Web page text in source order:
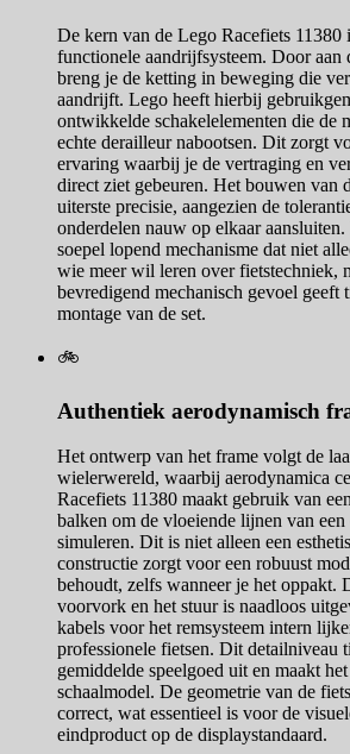
De kern van de Lego Racefiets 11380
functionele aandrijfsysteem. Door aan
breng je de ketting in beweging die
aandrijft. Lego heeft hierbij
ontwikkelde schakelelementen die de
echte derailleur nabootsen. Dit zorgt
ervaring waarbij je de vertraging en
direct ziet gebeuren. Het bouwen van
uiterste precisie, aangezien de
onderdelen nauw op elkaar aansluiten.
soepel lopend mechanisme dat niet
wie meer wil leren over fietstechniek,
bevredigend mechanisch gevoel geeft
montage van de set.
🚲
Authentiek aerodynamisch
Het ontwerp van het frame volgt de
wielerwereld, waarbij aerodynamica
Racefiets 11380 maakt gebruik van
balken om de vloeiende lijnen van een
simuleren. Dit is niet alleen een
constructie zorgt voor een robuust
behoudt, zelfs wanneer je het oppakt.
voorvork en het stuur is naadloos
kabels voor het remsysteem intern
professionele fietsen. Dit detailniveau
gemiddelde speelgoed uit en maakt
schaalmodel. De geometrie van de
correct, wat essentieel is voor de
eindproduct op de displaystandaard.